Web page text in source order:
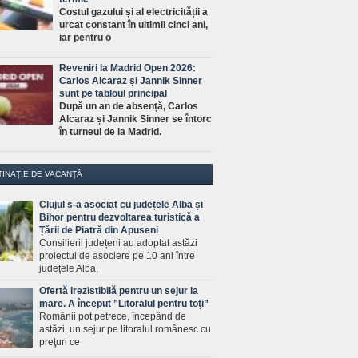
Costul gazului și al electricității a
urcat constant în ultimii cinci ani,
iar pentru o
Reveniri la Madrid Open 2026:
Carlos Alcaraz și Jannik Sinner
sunt pe tabloul principal
După un an de absență, Carlos
Alcaraz și Jannik Sinner se întorc
în turneul de la Madrid.
DE VACANȚĂ
Clujul s-a asociat cu județele Alba și
Bihor pentru dezvoltarea turistică a
Țării de Piatră din Apuseni
Consilierii județeni au adoptat astăzi
proiectul de asociere pe 10 ani între
județele Alba,
Ofertă irezistibilă pentru un sejur la
mare. A început ”Litoralul pentru toți”
Românii pot petrece, începând de
astăzi, un sejur pe litoralul românesc cu
preţuri ce